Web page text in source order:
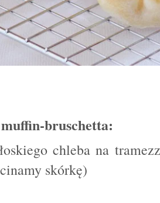
bruschetta:
chleba na
skórkę)